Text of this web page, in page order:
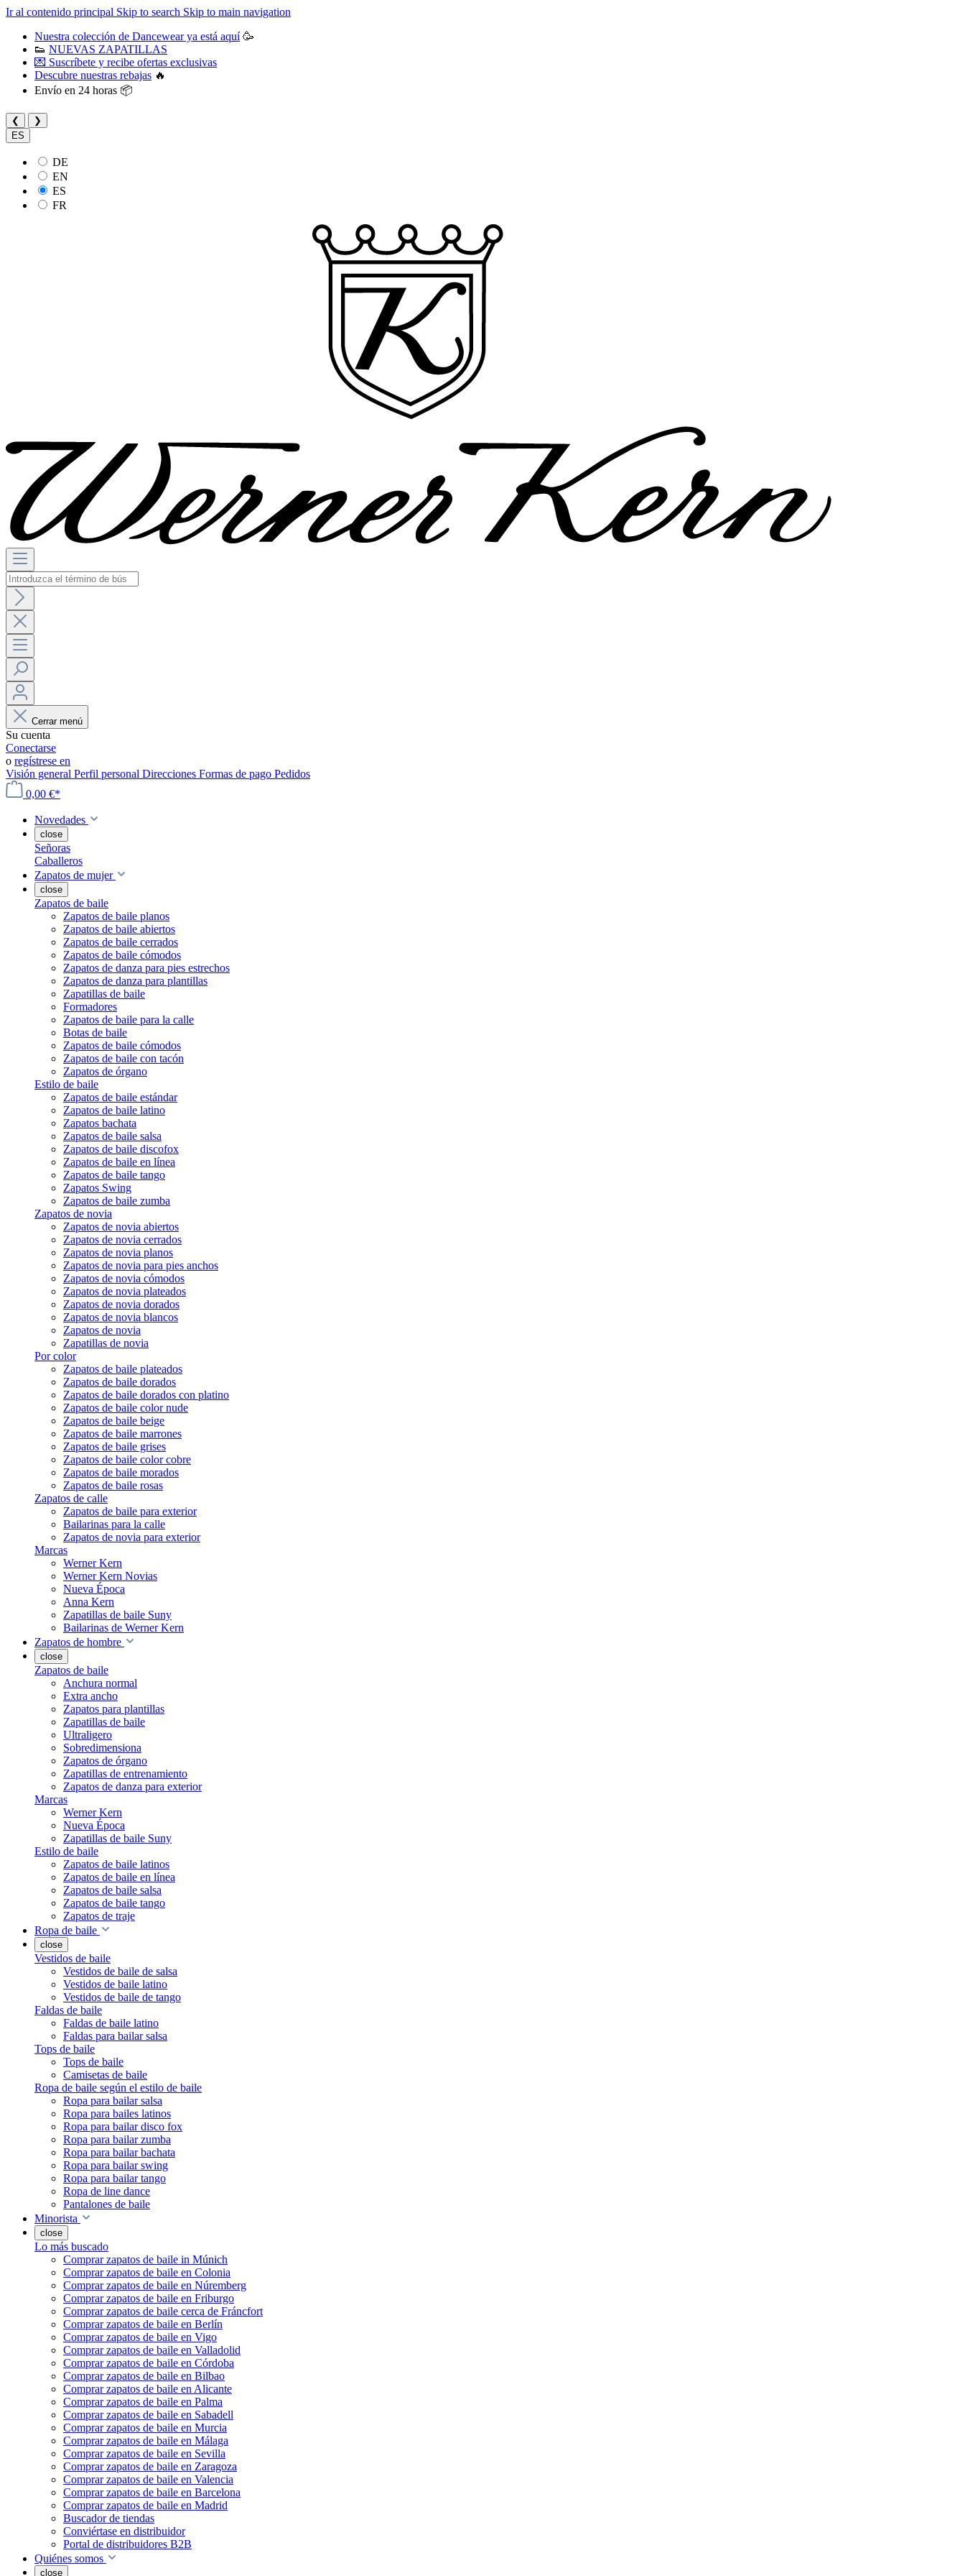
Ir al contenido principal Skip to search Skip to main navigation
Nuestra colección de Dancewear ya está aquí🥳
👟 NUEVAS ZAPATILLAS
💌 Suscríbete y recibe ofertas exclusivas
Descubre nuestras rebajas 🔥
Envío en 24 horas 📦
❮
❯
ES
DE
EN
ES
FR
Cerrar menú
Su cuenta
Conectarse
o regístrese en
Visión general Perfil personal Direcciones Formas de pago Pedidos
0,00 €*
Novedades
close
Señoras
Caballeros
Zapatos de mujer
close
Zapatos de baile
Zapatos de baile planos
Zapatos de baile abiertos
Zapatos de baile cerrados
Zapatos de baile cómodos
Zapatos de danza para pies estrechos
Zapatos de danza para plantillas
Zapatillas de baile
Formadores
Zapatos de baile para la calle
Botas de baile
Zapatos de baile cómodos
Zapatos de baile con tacón
Zapatos de órgano
Estilo de baile
Zapatos de baile estándar
Zapatos de baile latino
Zapatos bachata
Zapatos de baile salsa
Zapatos de baile discofox
Zapatos de baile en línea
Zapatos de baile tango
Zapatos Swing
Zapatos de baile zumba
Zapatos de novia
Zapatos de novia abiertos
Zapatos de novia cerrados
Zapatos de novia planos
Zapatos de novia para pies anchos
Zapatos de novia cómodos
Zapatos de novia plateados
Zapatos de novia dorados
Zapatos de novia blancos
Zapatos de novia
Zapatillas de novia
Por color
Zapatos de baile plateados
Zapatos de baile dorados
Zapatos de baile dorados con platino
Zapatos de baile color nude
Zapatos de baile beige
Zapatos de baile marrones
Zapatos de baile grises
Zapatos de baile color cobre
Zapatos de baile morados
Zapatos de baile rosas
Zapatos de calle
Zapatos de baile para exterior
Bailarinas para la calle
Zapatos de novia para exterior
Marcas
Werner Kern
Werner Kern Novias
Nueva Época
Anna Kern
Zapatillas de baile Suny
Bailarinas de Werner Kern
Zapatos de hombre
close
Zapatos de baile
Anchura normal
Extra ancho
Zapatos para plantillas
Zapatillas de baile
Ultraligero
Sobredimensiona
Zapatos de órgano
Zapatillas de entrenamiento
Zapatos de danza para exterior
Marcas
Werner Kern
Nueva Época
Zapatillas de baile Suny
Estilo de baile
Zapatos de baile latinos
Zapatos de baile en línea
Zapatos de baile salsa
Zapatos de baile tango
Zapatos de traje
Ropa de baile
close
Vestidos de baile
Vestidos de baile de salsa
Vestidos de baile latino
Vestidos de baile de tango
Faldas de baile
Faldas de baile latino
Faldas para bailar salsa
Tops de baile
Tops de baile
Camisetas de baile
Ropa de baile según el estilo de baile
Ropa para bailar salsa
Ropa para bailes latinos
Ropa para bailar disco fox
Ropa para bailar zumba
Ropa para bailar bachata
Ropa para bailar swing
Ropa para bailar tango
Ropa de line dance
Pantalones de baile
Minorista
close
Lo más buscado
Comprar zapatos de baile in Múnich
Comprar zapatos de baile en Colonia
Comprar zapatos de baile en Núremberg
Comprar zapatos de baile en Friburgo
Comprar zapatos de baile cerca de Fráncfort
Comprar zapatos de baile en Berlín
Comprar zapatos de baile en Vigo
Comprar zapatos de baile en Valladolid
Comprar zapatos de baile en Córdoba
Comprar zapatos de baile en Bilbao
Comprar zapatos de baile en Alicante
Comprar zapatos de baile en Palma
Comprar zapatos de baile en Sabadell
Comprar zapatos de baile en Murcia
Comprar zapatos de baile en Málaga
Comprar zapatos de baile en Sevilla
Comprar zapatos de baile en Zaragoza
Comprar zapatos de baile en Valencia
Comprar zapatos de baile en Barcelona
Comprar zapatos de baile en Madrid
Buscador de tiendas
Conviértase en distribuidor
Portal de distribuidores B2B
Quiénes somos
close